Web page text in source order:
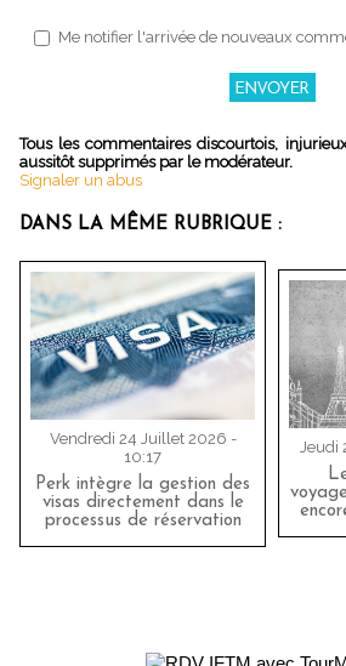
Me notifier l'arrivée de nouveaux
Tous les commentaires discourtois,
aussitôt supprimés par le modérateur.
Signaler un abus
DANS LA MÊME RUBRIQUE :
Vendredi 24 Juillet 2026 -
10:17
Perk intègre la gestion des
visas directement dans le
processus de réservation
Jeudi